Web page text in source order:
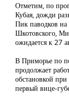
Отметим, по
Кубая, дожди
Пик паводков на
Шкотовского,
ожидается к 27
В Приморье по
продолжает
обстановкой
первый вице-